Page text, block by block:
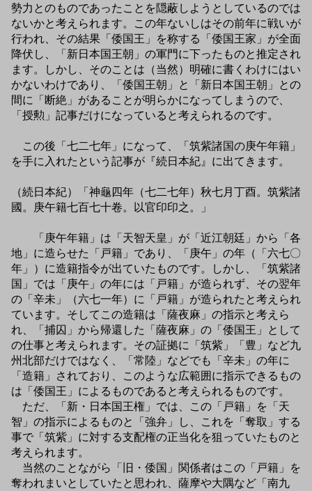
勢力とのものであったことを隠蔽しようとしているのでは
ないかと考えられます。この年ないしはその前年に戦いが
行われ、その結果「倭国王」を称する「倭国王家」が全面
降伏し、「新日本国王朝」の軍門に下ったものと推定され
ます。しかし、そのことは（当然）明確に書くわけにはい
かないわけであり、「倭国王朝」と「新日本国王朝」との
間に「断絶」があることが明らかになってしまうので、
「授勲」記事だけになっていると考えられるのです。
この後「七二七年」になって、「筑紫諸国の庚午年籍」
を手に入れたという記事が『続日本紀』に出てきます。
（続日本紀）「神龜四年（七二七年）秋七月丁酉。筑紫諸
國。庚午籍七百七十卷。以官印印之。」
「庚午年籍」は「天智天皇」が「近江朝廷」から「各
地」に造らせた「戸籍」であり、「庚午」の年（「六七〇
年」）に造籍指令が出ていたものです。しかし、「筑紫諸
国」では「庚午」の年には「戸籍」が造られず、その翌年
の「辛未」（六七一年）に「戸籍」が造られたと考えられ
ています。そしてこの造籍は「薩夜麻」の指示と考えら
れ、「捕囚」から帰還した「薩夜麻」の「倭国王」として
の仕事と考えられます。その証拠に「筑紫」「豊」など九
州北部だけではなく、「常陸」などでも「辛未」の年に
「造籍」されており、このような広範囲に指示できるもの
は「倭国王」によるものであると考えられるものです。
ただ、「新・日本国王権」では、この「戸籍」を「天
智」の指示によるものと「強弁」し、これを「奪取」する
事で「筑紫」に対する支配権の正当化を狙っていたものと
考えられます。
当然のことながら「旧・倭国」関係者はこの「戸籍」を
奪われまいとしていたと思われ、薩摩や大隅など「南九